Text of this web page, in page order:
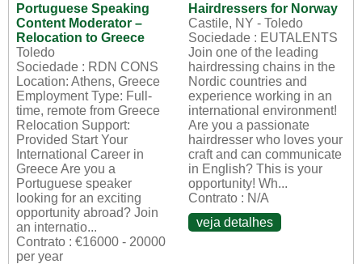
Portuguese Speaking
Content Moderator –
Relocation to Greece
Toledo
Sociedade : RDN CONS
Location: Athens, Greece
Employment Type: Full-
time, remote from Greece
Relocation Support:
Provided Start Your
International Career in
Greece Are you a
Portuguese speaker
looking for an exciting
opportunity abroad? Join
an internatio...
Contrato : €16000 - 20000
per year
Hairdressers for Norway
Castile, NY - Toledo
Sociedade : EUTALENTS
Join one of the leading
hairdressing chains in the
Nordic countries and
experience working in an
international environment!
Are you a passionate
hairdresser who loves your
craft and can communicate
in English? This is your
opportunity! Wh...
Contrato : N/A
veja detalhes